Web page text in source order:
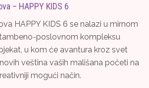
– HAPPY KIDS 6
HAPPY KIDS 6 se nalazi u mirnom
poslovnom kompleksu
u kom će avantura kroz svet
veština vaših mališana početi na
mogući način.